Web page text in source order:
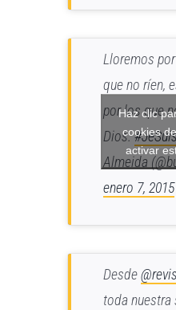
Lloremos
que no ríen,
por los que
Dios.
Almeida
enero 7, 2015
Haz clic
cookies
activar
Desde
toda